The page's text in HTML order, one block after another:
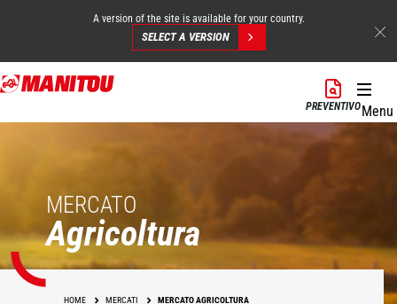
Salta
al
A version of the site is available for your country.
SELECT A VERSION
PREVENTIVOMenu
MERCATO
Agricoltura
HOME MERCATI MERCATO AGRICOLTURA